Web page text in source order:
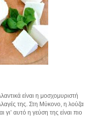
είναι η μοσχομυριστή
της. Στη Μύκονο, η λούζα
γι’ αυτό η γεύση της είναι πιο